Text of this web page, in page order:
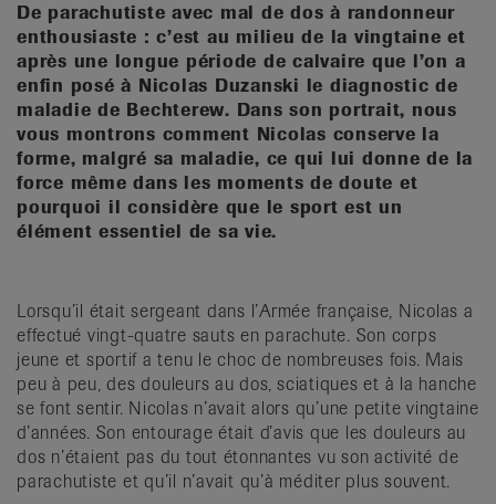
De parachutiste avec mal de dos à randonneur
enthousiaste : c’est au milieu de la vingtaine et
après une longue période de calvaire que l’on a
enfin posé à Nicolas Duzanski le diagnostic de
maladie de Bechterew. Dans son portrait, nous
vous montrons comment Nicolas conserve la
forme, malgré sa maladie, ce qui lui donne de la
force même dans les moments de doute et
pourquoi il considère que le sport est un
élément essentiel de sa vie.
Lorsqu’il était sergeant dans l’Armée française, Nicolas a
effectué vingt-quatre sauts en parachute. Son corps
jeune et sportif a tenu le choc de nombreuses fois. Mais
peu à peu, des douleurs au dos, sciatiques et à la hanche
se font sentir. Nicolas n’avait alors qu’une petite vingtaine
d’années. Son entourage était d’avis que les douleurs au
dos n’étaient pas du tout étonnantes vu son activité de
parachutiste et qu’il n’avait qu’à méditer plus souvent.